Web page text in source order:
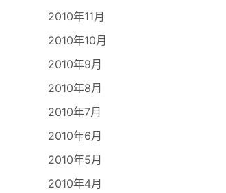
2010年11月
2010年10月
2010年9月
2010年8月
2010年7月
2010年6月
2010年5月
2010年4月